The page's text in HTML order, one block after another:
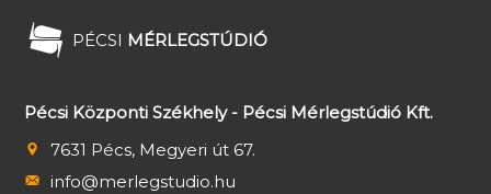
PÉCSI MÉRLEGSTÚDIÓ
Pécsi Központi Székhely - Pécsi Mérlegstúdió Kft.
7631 Pécs, Megyeri út 67.
info@merlegstudio.hu